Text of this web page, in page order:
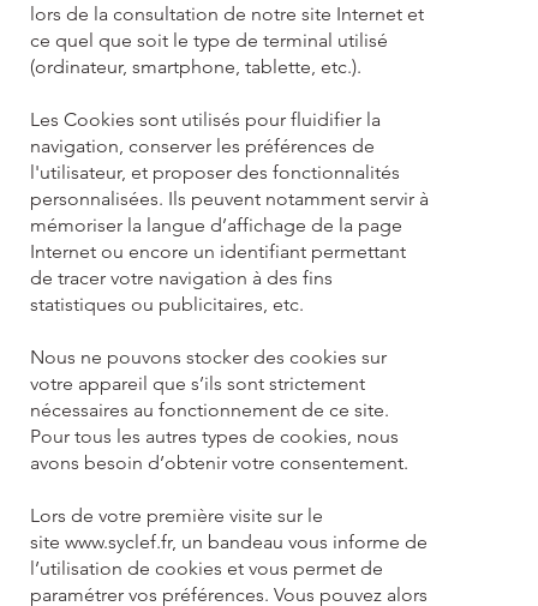
lors de la consultation de notre site Internet et
ce quel que soit le type de terminal utilisé
(ordinateur, smartphone, tablette, etc.).
Les Cookies sont utilisés pour fluidifier la
navigation, conserver les préférences de
l'utilisateur, et proposer des fonctionnalités
personnalisées. Ils peuvent notamment servir à
mémoriser la langue d’affichage de la page
Internet ou encore un identifiant permettant
de tracer votre navigation à des fins
statistiques ou publicitaires, etc.
Nous ne pouvons stocker des cookies sur
votre appareil que s’ils sont strictement
nécessaires au fonctionnement de ce site.
Pour tous les autres types de cookies, nous
avons besoin d’obtenir votre consentement.
Lors de votre première visite sur le
sitewww.syclef.fr, un bandeau vous informe de
l’utilisation de cookies et vous permet de
paramétrer vos préférences. Vous pouvez alors